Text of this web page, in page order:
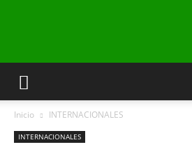
INFO24
Inicio INTERNACIONALES
INTERNACIONALES